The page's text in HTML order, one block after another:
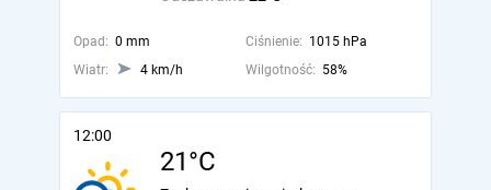
Opad: 0 mm Ciśnienie: 1015 hPa
Wiatr:
4 km/h Wilgotność: 58%
12:00
21°C